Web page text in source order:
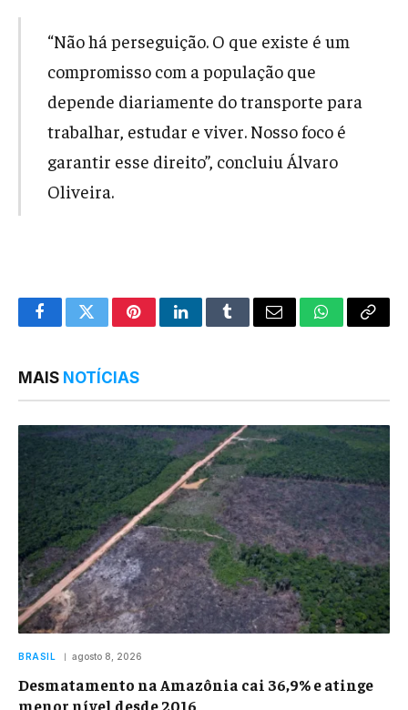
“Não há perseguição. O que existe é um
compromisso com a população que
depende diariamente do transporte para
trabalhar, estudar e viver. Nosso foco é
garantir esse direito”, concluiu Álvaro
Oliveira.
FacebookTwitterPinterestLinkedInTumblrEmail WhatsApp
Copy
MAIS NOTÍCIAS
BRASIL agosto 8, 2026
Desmatamento na Amazônia cai 36,9% e atinge
menor nível desde 2016